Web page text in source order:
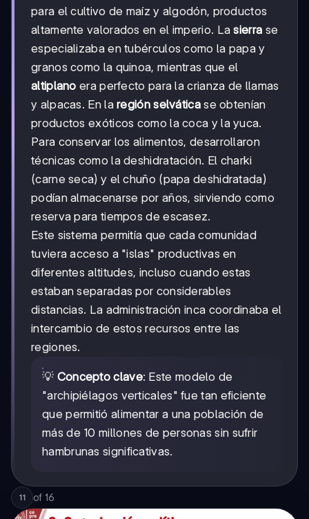
para el cultivo de maíz y algodón, productos
altamente valorados en el imperio. Lasierra se
especializaba en tubérculos como la papa y
granos como la quinoa, mientras que el
altiplano era perfecto para la crianza de llamas
y alpacas. En laregión selváticase obtenían
productos exóticos como la coca y la yuca.
Para conservar los alimentos, desarrollaron
técnicas como la deshidratación. El charki
(carne seca) y el chuño (papa deshidratada)
podían almacenarse por años, sirviendo como
reserva para tiempos de escasez.
Este sistema permitía que cada comunidad
tuviera acceso a "islas" productivas en
diferentes altitudes, incluso cuando estas
estaban separadas por considerables
distancias. La administración inca coordinaba el
intercambio de estos recursos entre las
regiones.
💡 Concepto clave: Este modelo de
"archipiélagos verticales" fue tan eficiente
que permitió alimentar a una población de
más de 10 millones de personas sin sufrir
hambrunas significativas.
11 of 16